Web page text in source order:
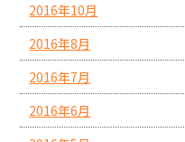
2016年10月
2016年8月
2016年7月
2016年6月